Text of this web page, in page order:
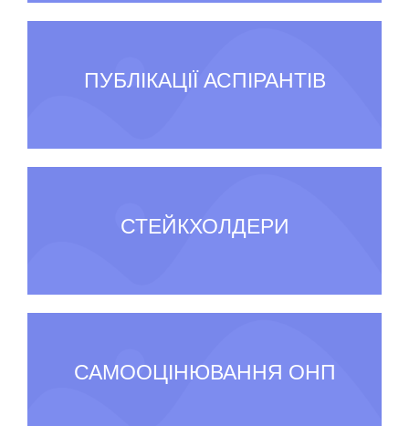
ПУБЛІКАЦІЇ АСПІРАНТІВ
СТЕЙКХОЛДЕРИ
САМООЦІНЮВАННЯ ОНП